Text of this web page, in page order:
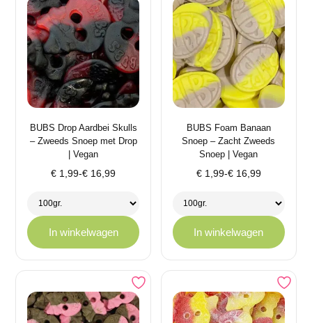
BUBS Drop Aardbei Skulls
– Zweeds Snoep met Drop
| Vegan
€ 1,99-€ 16,99
Prijsklasse:
tot
€ 16,99
In winkelwagen
BUBS Foam Banaan
Snoep – Zacht Zweeds
Snoep | Vegan
€1,99-€16,99
Prijsklasse:
tot
€ 16,99
In winkelwagen